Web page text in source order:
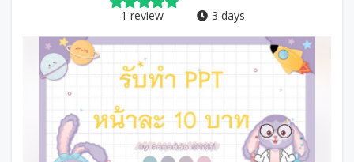
1 review 3 days